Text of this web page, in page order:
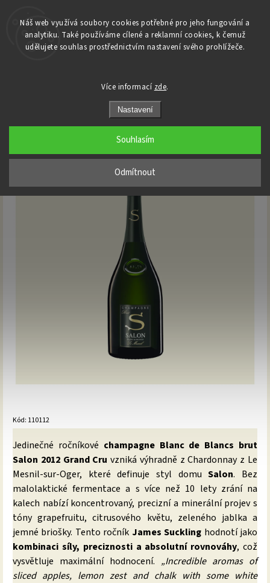
Náš web využívá soubory cookies potřebné pro jeho fungování a
analytiku. Také používáme cílené a reklamní cookies, k čemuž
udělujete souhlas prostřednictvím nastavení svého prohlížeče.
Více informací zde.
Nastavení
Odmítnout
Souhlasím
Domů / Champagne / Salon/
SALON - Blanc de Blancs 2012 -
Kód: 110112
Jedinečné ročníkové champagne Blanc de Blancs brut
Salon 2012 Grand Cru vzniká výhradně z Chardonnay z Le
Mesnil-sur-Oger, které definuje styl domuSalon. Bez
malolaktické fermentace a s více než 10 lety zrání na
kalech nabízí koncentrovaný, precizní a minerální projev s
tóny grapefruitu, citrusového květu, zeleného jablka a
jemné briošky. Tento ročník James Suckling hodnotí jako
kombinaci síly, preciznosti a absolutní rovnováhy, což
vysvětluje maximální hodnocení. „Incredible aromas of
sliced apples, lemon zest and chalk with some white